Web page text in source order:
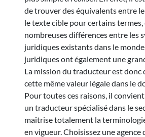
de trouver des équivalents entre
le texte cible pour certains
nombreuses différences entre les
juridiques existants dans le
juridiques ont également une
La mission du traducteur est donc
cette même valeur légale dans le
Pour toutes ces raisons, il
un traducteur spécialisé dans le
maîtrise totalement la
en vigueur. Choisissez une